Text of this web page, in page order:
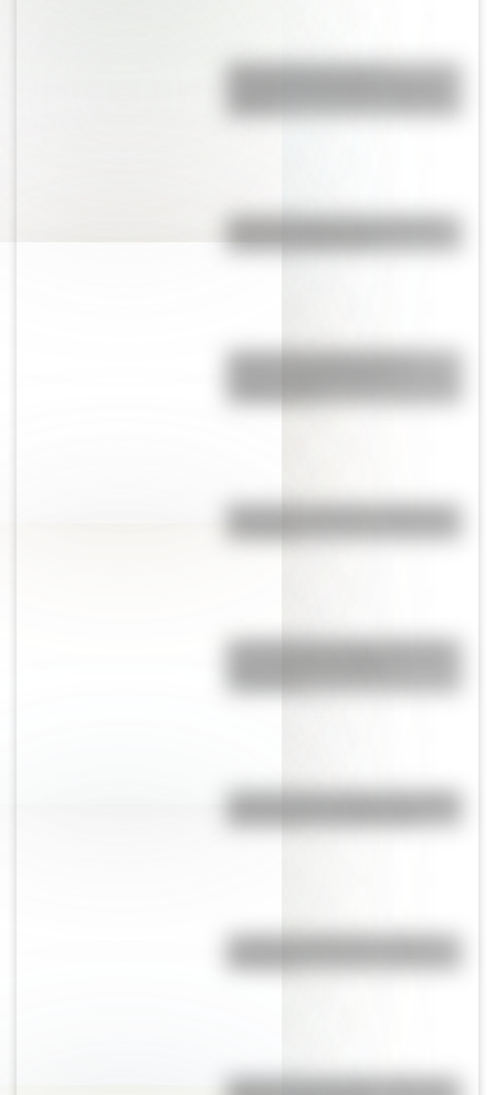
Día Internacional de la
¿Por qué la Ruta 40 es la más
famosa de Argentina?
Quién fue el Pulpo Paul: la
predicciones
Mocovíes: conocé su historia y
El Pueblo Qom (Toba): Conocé
¿Dónde está el estadio de fútbol
¿Cuál es la diferencia monte y
Bandera de Tucumán: historia,